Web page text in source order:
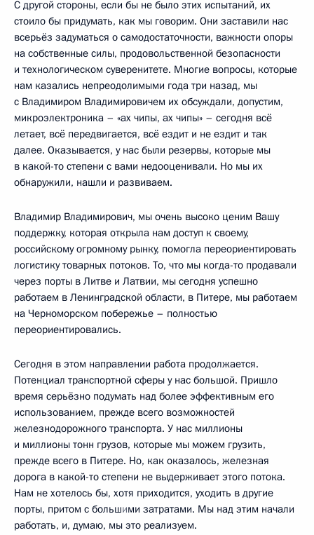
С другой стороны, если бы не было этих испытаний, их
стоило бы придумать, как мы говорим. Они заставили нас
всерьёз задуматься о самодостаточности, важности опоры
на собственные силы, продовольственной безопасности
и технологическом суверенитете. Многие вопросы, которые
нам казались непреодолимыми года три назад, мы
с Владимиром Владимировичем их обсуждали, допустим,
микроэлектроника – «ах чипы, ах чипы» – сегодня всё
летает, всё передвигается, всё ездит и не ездит и так
далее. Оказывается, у нас были резервы, которые мы
в какой-то степени с вами недооценивали. Но мы их
обнаружили, нашли и развиваем.
Владимир Владимирович, мы очень высоко ценим Вашу
поддержку, которая открыла нам доступ к своему,
российскому огромному рынку, помогла переориентировать
логистику товарных потоков. То, что мы когда-то продавали
через порты в Литве и Латвии, мы сегодня успешно
работаем в Ленинградской области, в Питере, мы работаем
на Черноморском побережье – полностью
переориентировались.
Сегодня в этом направлении работа продолжается.
Потенциал транспортной сферы у нас большой. Пришло
время серьёзно подумать над более эффективным его
использованием, прежде всего возможностей
железнодорожного транспорта. У нас миллионы
и миллионы тонн грузов, которые мы можем грузить,
прежде всего в Питере. Но, как оказалось, железная
дорога в какой-то степени не выдерживает этого потока.
Нам не хотелось бы, хотя приходится, уходить в другие
порты, притом с большими затратами. Мы над этим начали
работать, и, думаю, мы это реализуем.